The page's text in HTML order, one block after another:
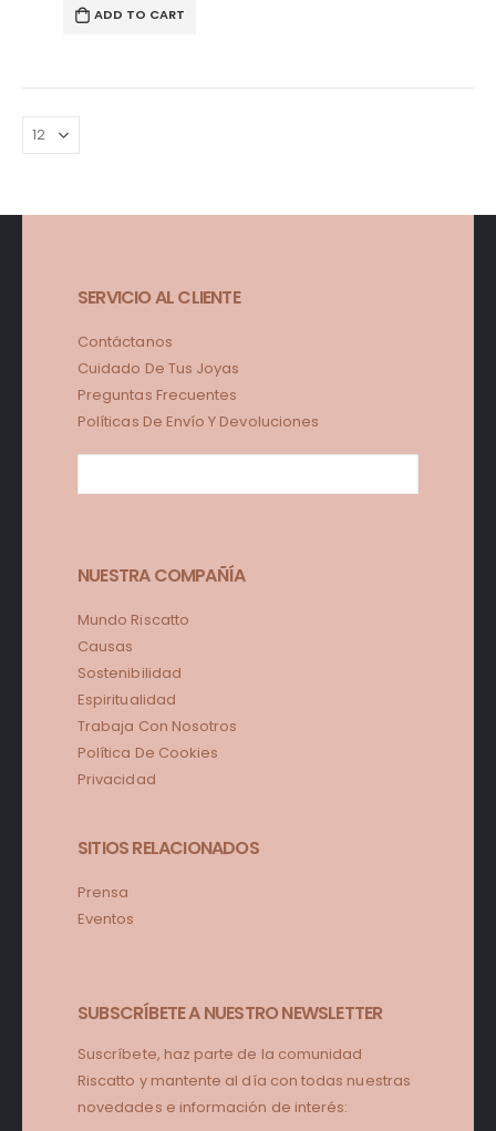
ADD TO CART
SERVICIO AL CLIENTE
Contáctanos
Cuidado De Tus Joyas
Preguntas Frecuentes
Políticas De Envío Y Devoluciones
NUESTRA COMPAÑÍA
Mundo Riscatto
Causas
Sostenibilidad
Espiritualidad
Trabaja Con Nosotros
Política De Cookies
Privacidad
SITIOS RELACIONADOS
Prensa
Eventos
SUBSCRÍBETE A NUESTRO NEWSLETTER
Suscríbete, haz parte de la comunidad
Riscatto y mantente al día con todas nuestras
novedades e información de interés: